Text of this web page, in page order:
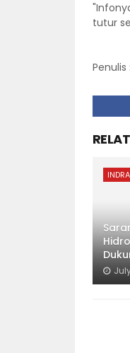
tutur
Penulis